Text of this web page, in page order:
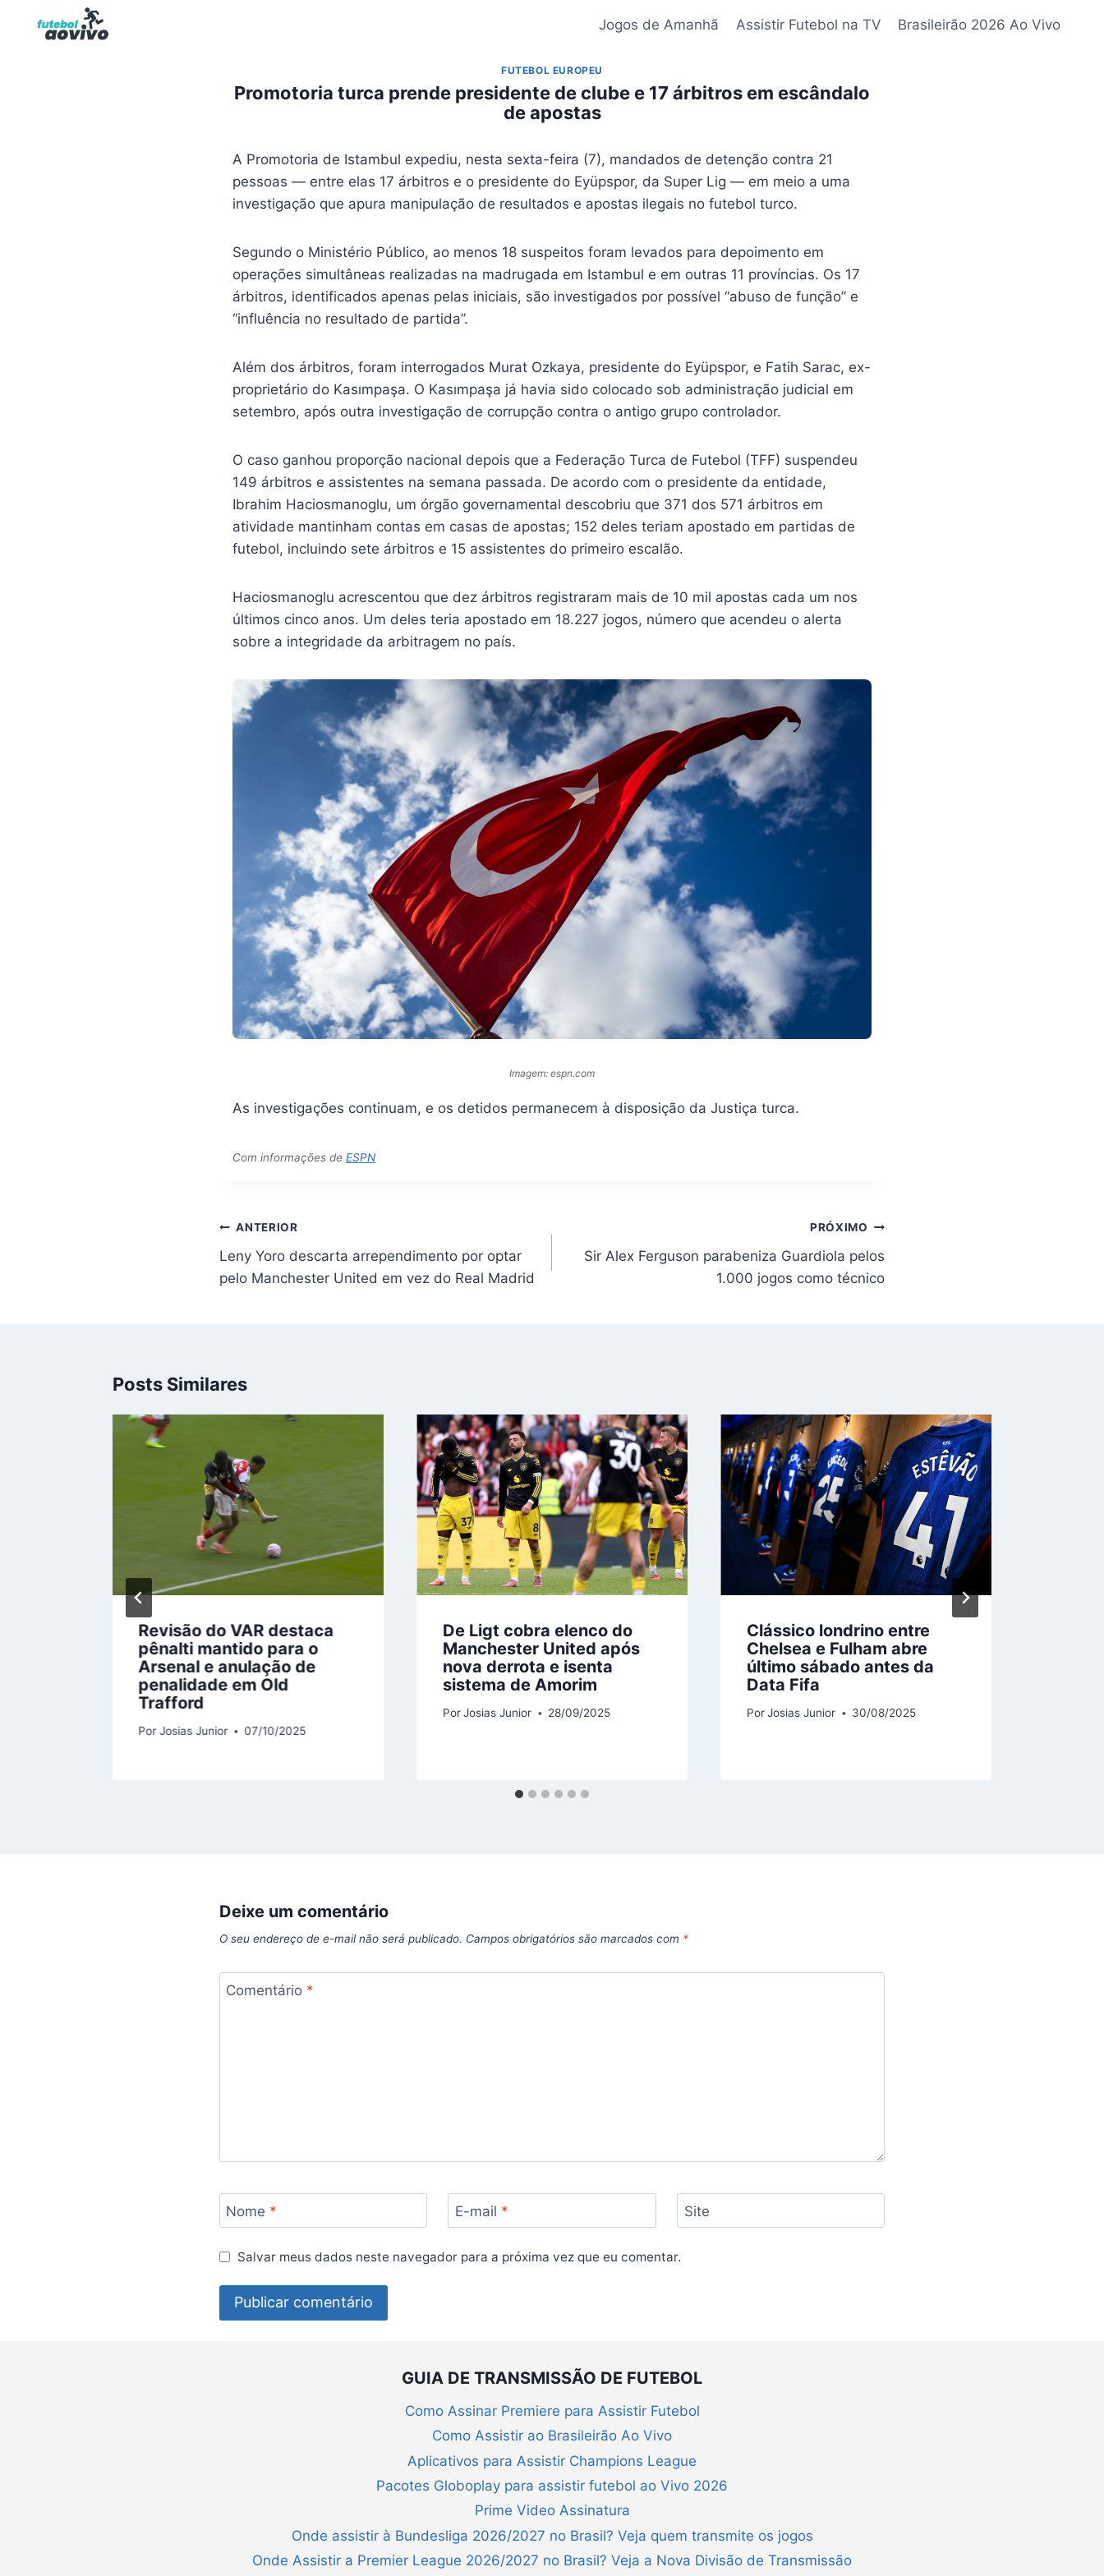
Jogos de Amanhã Assistir Futebol na TV Brasileirão 2026 Ao Vivo
FUTEBOL EUROPEU
Promotoria turca prende presidente de clube e 17 árbitros em escândalo
de apostas
A Promotoria de Istambul expediu, nesta sexta-feira (7), mandados de detenção contra 21
pessoas — entre elas 17 árbitros e o presidente do Eyüpspor, da Super Lig — em meio a uma
investigação que apura manipulação de resultados e apostas ilegais no futebol turco.
Segundo o Ministério Público, ao menos 18 suspeitos foram levados para depoimento em
operações simultâneas realizadas na madrugada em Istambul e em outras 11 províncias. Os 17
árbitros, identificados apenas pelas iniciais, são investigados por possível “abuso de função” e
“influência no resultado de partida”.
Além dos árbitros, foram interrogados Murat Ozkaya, presidente do Eyüpspor, e Fatih Sarac, ex-
proprietário do Kasımpaşa. O Kasımpaşa já havia sido colocado sob administração judicial em
setembro, após outra investigação de corrupção contra o antigo grupo controlador.
O caso ganhou proporção nacional depois que a Federação Turca de Futebol (TFF) suspendeu
149 árbitros e assistentes na semana passada. De acordo com o presidente da entidade,
Ibrahim Haciosmanoglu, um órgão governamental descobriu que 371 dos 571 árbitros em
atividade mantinham contas em casas de apostas; 152 deles teriam apostado em partidas de
futebol, incluindo sete árbitros e 15 assistentes do primeiro escalão.
Haciosmanoglu acrescentou que dez árbitros registraram mais de 10 mil apostas cada um nos
últimos cinco anos. Um deles teria apostado em 18.227 jogos, número que acendeu o alerta
sobre a integridade da arbitragem no país.
Imagem: espn.com
As investigações continuam, e os detidos permanecem à disposição da Justiça turca.
Com informações de ESPN
Navegação
de
Post
ANTERIOR
Leny Yoro descarta arrependimento por optar
pelo Manchester United em vez do Real Madrid
PRÓXIMO
Sir Alex Ferguson parabeniza Guardiola pelos
1.000 jogos como técnico
Posts Similares
Revisão do VAR destaca
pênalti mantido para o
Arsenal e anulação de
penalidade em Old
Trafford
PorJosias Junior 07/10/2025
De Ligt cobra elenco do
Manchester United após
nova derrota e isenta
sistema de Amorim
PorJosias Junior 28/09/2025
Clássico londrino entre
Chelsea e Fulham abre
último sábado antes da
Data Fifa
Por Josias Junior 30/08/2025
Deixe um comentário
O seu endereço de e-mail não será publicado. Campos obrigatórios são marcados com *
Comentário *
Nome * E-mail * Site
Salvar meus dados neste navegador para a próxima vez que eu comentar.
GUIA DE TRANSMISSÃO DE FUTEBOL
Como Assinar Premiere para Assistir Futebol
Como Assistir ao Brasileirão Ao Vivo
Aplicativos para Assistir Champions League
Pacotes Globoplay para assistir futebol ao Vivo 2026
Prime Video Assinatura
Onde assistir à Bundesliga 2026/2027 no Brasil? Veja quem transmite os jogos
Onde Assistir a Premier League 2026/2027 no Brasil? Veja a Nova Divisão de Transmissão